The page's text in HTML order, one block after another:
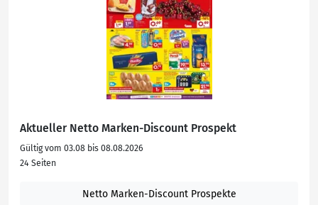
Aktueller Netto Marken-Discount Prospekt
Gültig vom 03.08 bis 08.08.2026
24 Seiten
Netto Marken-Discount Prospekte